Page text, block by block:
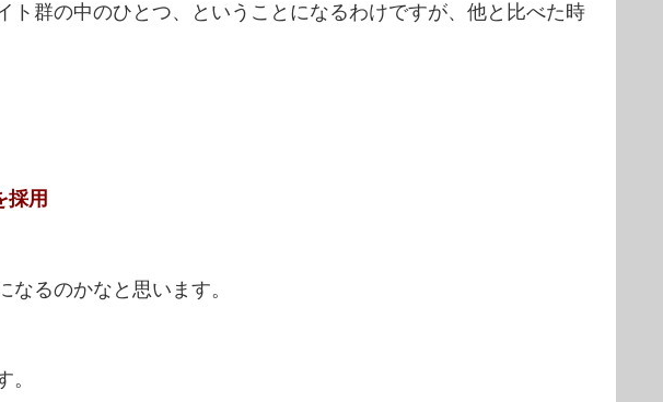
ト群の中のひとつ、ということになるわけですが、他と比べた時
採用
るのかなと思います。
。